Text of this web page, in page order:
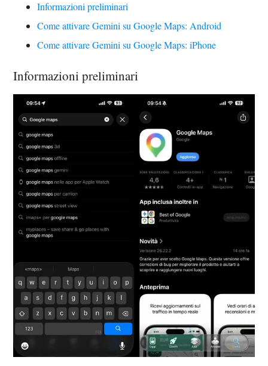
Informazioni preliminari
Come attivare Gemini su Google Maps: Android
Come attivare Gemini su Google Maps: iPhone
Informazioni preliminari